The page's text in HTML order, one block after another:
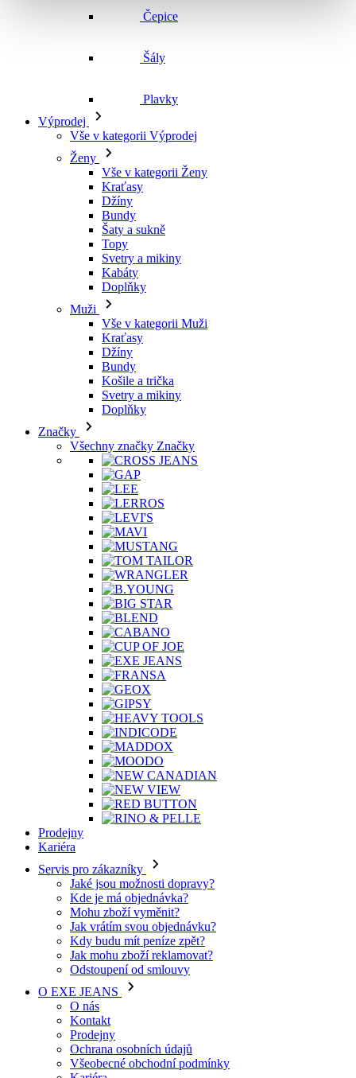
Vše v kategorii Výprodej
Ženy
Vše v kategorii Ženy
Kraťasy
Džíny
Bundy
Šaty a sukně
Topy
Svetry a mikiny
Kabáty
Doplňky
Vše v kategorii Muži
Kraťasy
Džíny
Bundy
Košile a trička
Svetry a mikiny
Doplňky
Všechny značky Značky
Servis pro zákazníky
Jaké jsou možnosti dopravy?
Kde je má objednávka?
Mohu zboží vyměnit?
Jak vrátím svou objednávku?
Kdy budu mít peníze zpět?
Jak mohu zboží reklamovat?
Odstoupení od smlouvy
O EXE JEANS
O nás
Kontakt
Prodejny
Ochrana osobních údajů
Všeobecné obchodní podmínky
Kariéra